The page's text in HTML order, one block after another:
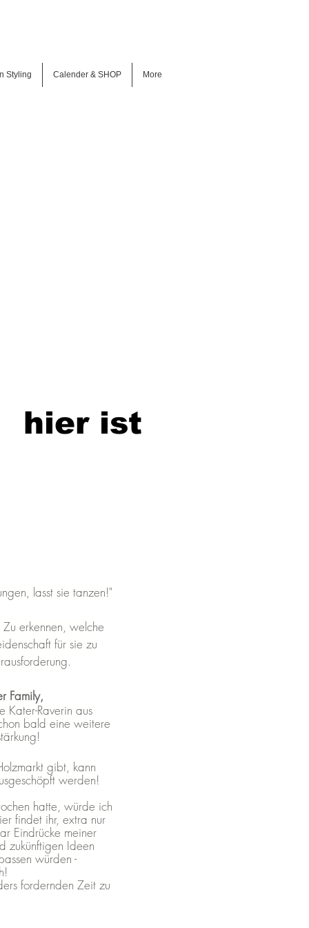
Styling Calender & SHOP More
hier ist
lasst sie tanzen!"
erkennen, welche
für sie zu
Family,
Kater-Raverin aus
bald eine weitere
gibt, kann
werden!
hatte, würde ich
findet ihr, extra nur
Eindrücke meiner
zukünftigen Ideen
würden -
fordernden Zeit zu